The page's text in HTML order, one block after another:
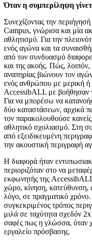
Όταν η συμπερίληψη
Συνεχίζοντας την
Campus, γνώρισα και μία
αθλητισμό. Για την
ενός αγώνα και τα
από τον συνδυασμό
και της ακοής. Πώς,
αναπηρίας βιώνουν τον
ενός ανθρώπου με μερική
AccessibALL με βοήθησαν
Για να μπορέσω να
δύο καταστάσεων, αρχικά
τον παρακολουθούσε
αθλητικό σχολιασμό. Στη
από εξειδικευμένη
την ακουστική περιγραφή
Η διαφορά ήταν
περιοριζόταν στο να
εκφωνητής της
χώρο, κίνηση, κατεύθυνση,
λόγο, σε πραγματικό
συγκεκριμένος τρόπος
μιλά σε ταχύτητα σχεδόν 2x
σαφές πως η γλώσσα, όταν
εργαλείο πρόσβασης.